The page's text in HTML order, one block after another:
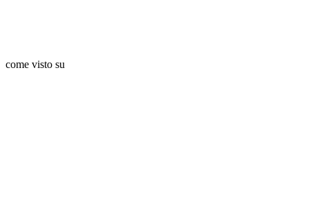
come visto su